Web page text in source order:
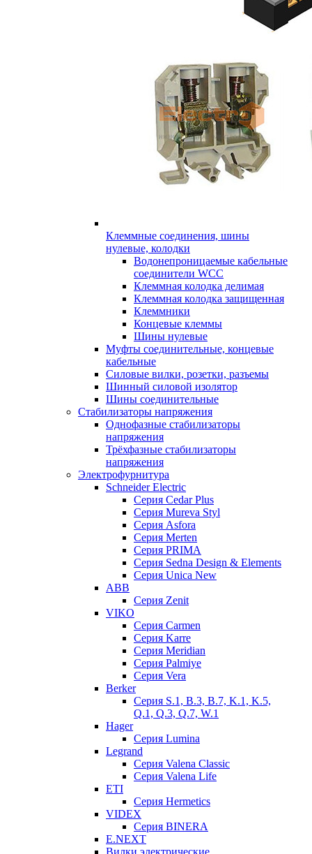
Клеммные соединения, шины
нулевые, колодки
Водонепроницаемые кабельные
соединители WCC
Клеммная колодка делимая
Клеммная колодка защищенная
Клеммники
Концевые клеммы
Шины нулевые
Муфты соединительные, концевые
кабельные
Силовые вилки, розетки, разъемы
Шинный силовой изолятор
Шины соединительные
Стабилизаторы напряжения
Однофазные стабилизаторы
напряжения
Трёхфазные стабилизаторы
напряжения
Электрофурнитура
Schneider Electric
Серия Cedar Plus
Серия Mureva Styl
Серия Asfora
Серия Merten
Серия PRIMA
Серия Sedna Design & Elements
Серия Unica New
ABB
Серия Zenit
VIKO
Серия Сarmen
Серия Karre
Серия Meridian
Серия Palmiye
Серия Vera
Berker
Серия S.1, B.3, B.7, K.1, K.5,
Q.1, Q.3, Q.7, W.1
Hager
Серия Lumina
Legrand
Серия Valena Classic
Серия Valena Life
ETI
Серия Hermetics
VIDEX
Серия BINERA
E.NEXT
Вилки электрические